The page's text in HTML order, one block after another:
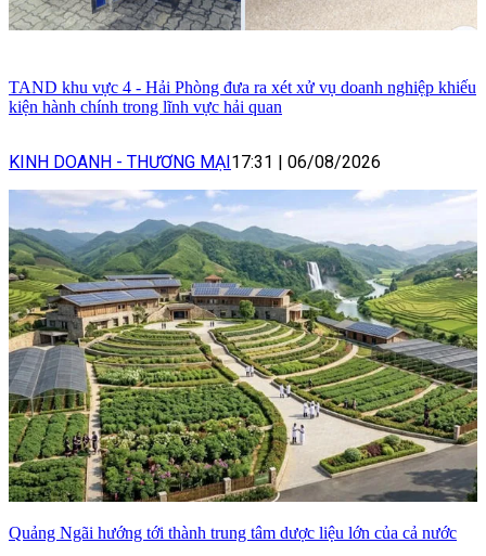
TAND khu vực 4 - Hải Phòng đưa ra xét xử vụ doanh nghiệp khiếu
kiện hành chính trong lĩnh vực hải quan
KINH DOANH - THƯƠNG MẠI 17:31 06/08/2026
Quảng Ngãi hướng tới thành trung tâm dược liệu lớn của cả nước